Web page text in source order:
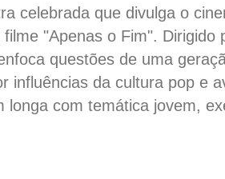
celebrada que divulga o
"Apenas o Fim". Dirigido
questões de uma
influências da cultura pop e
longa com temática jovem,